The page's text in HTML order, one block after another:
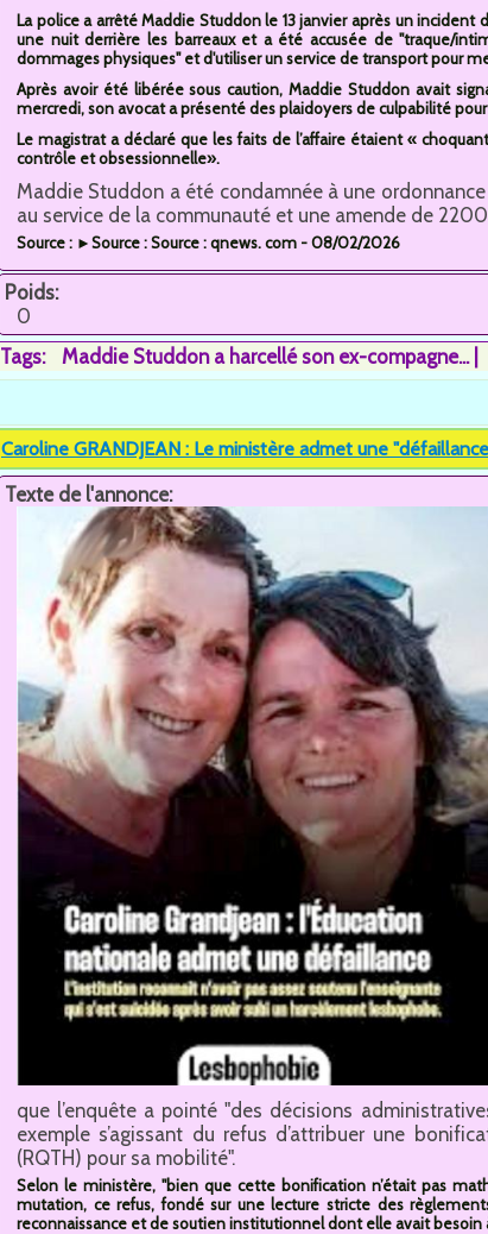
La police a arrêté Maddie Studdon le 13 janvier après un
une nuit derrière les barreaux et a été accusée de "traque/
dommages physiques" et d'utiliser un service de transport pour
Après avoir été libérée sous caution, Maddie Studdon avait
mercredi, son avocat a présenté des plaidoyers de culpabilité pour
Le magistrat a déclaré que les faits de l’affaire étaient «
contrôle et obsessionnelle».
Maddie Studdon a été condamnée à une
au service de la communauté et une amende de 2200
Source : ►Source : Source : qnews. com - 08/02/2026
Poids:
0
Tags:
Maddie Studdon a harcellé son ex-compagne...
Caroline GRANDJEAN : Le ministère admet une
Texte de l'annonce:
que l’enquête a pointé "des décisions
exemple s’agissant du refus d’attribuer une
(RQTH) pour sa mobilité".
Selon le ministère, "bien que cette bonification n’était pas
mutation, ce refus, fondé sur une lecture stricte des
reconnaissance et de soutien institutionnel dont elle avait besoin